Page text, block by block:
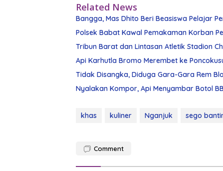
Related News
Bangga, Mas Dhito Beri Beasiswa Pelajar
Polsek Babat Kawal Pemakaman Korban
Tribun Barat dan Lintasan Atletik Stadion
Api Karhutla Bromo Merembet ke
Tidak Disangka, Diduga Gara-Gara Rem
Nyalakan Kompor, Api Menyambar Botol
khas kuliner Nganjuk sego
Comment